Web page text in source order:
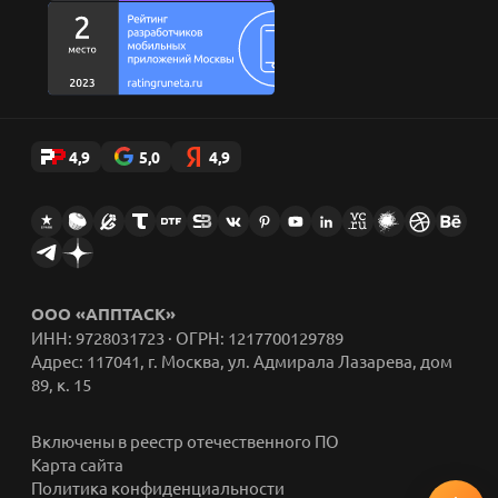
4,9 5,0 4,9
ООО «АППТАСК»
ИНН: 9728031723 · ОГРН: 1217700129789
Адрес: 117041, г. Москва, ул. Адмирала Лазарева, дом
89, к. 15
Политика конфиденциальности
Карта сайта
Включены в реестр отечественного ПО